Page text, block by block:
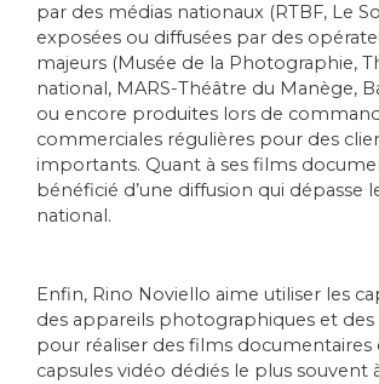
par des médias nationaux (RTBF, Le
exposées ou diffusées par des
majeurs (Musée de la Photographie,
national, MARS-Théâtre du Manège,
ou encore produites lors de
commerciales régulières pour des
importants. Quant à ses films
bénéficié d’une diffusion qui dépasse
national.
Enfin, Rino Noviello aime utiliser les
des appareils photographiques et
pour réaliser des films documentaires
capsules vidéo dédiés le plus souvent